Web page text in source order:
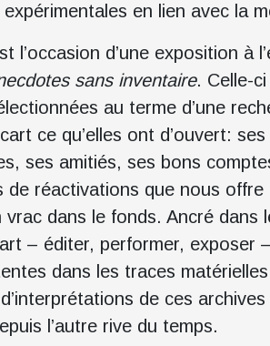
en lien avec la
l’occasion d’une exposition à
sans inventaire. Celle-
au terme d’une
ce qu’elles ont d’ouvert:
ses amitiés, ses bons
de réactivations que nous offre
vrac dans le fonds. Ancré dans
– éditer, performer, exposer
dans les traces
de ces
l’autre rive du temps.